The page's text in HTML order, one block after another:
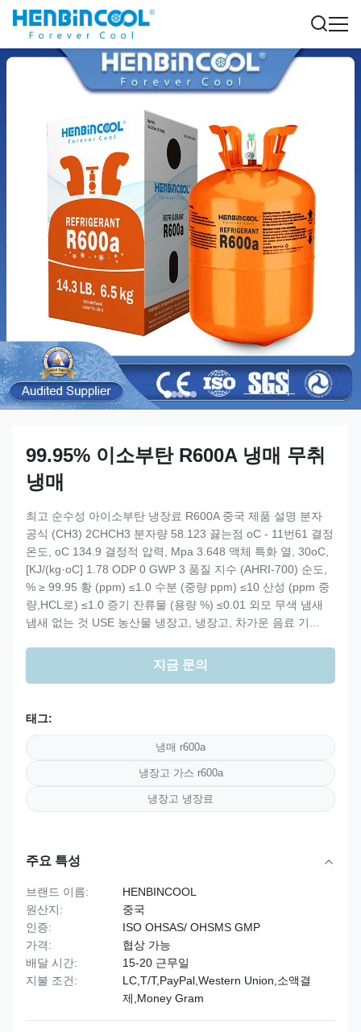
99.95% 이소부탄 R600A 냉매 무취
냉매
최고 순수성 아이소부탄 냉장료 R600A 중국 제품 설명 분자
공식 (CH3) 2CHCH3 분자량 58.123 끓는점 oC - 11번61 결정
온도, oC 134.9 결정적 압력, Mpa 3.648 액체 특화 열, 30oC,
[KJ/(kg·oC] 1.78 ODP 0 GWP 3 품질 지수 (AHRI-700) 순도,
% ≥ 99.95 황 (ppm) ≤1.0 수분 (중량 ppm) ≤10 산성 (ppm 중
량,HCL로) ≤1.0 증기 잔류물 (용량 %) ≤0.01 외모 무색 냄새
냄새 없는 것 USE 농산물 냉장고, 냉장고, 차가운 음료 기...
지금 문의
태그:
냉매 r600a
냉장고 가스 r600a
냉장고 냉장료
주요 특성
브랜드 이름:
HENBINCOOL
원산지:
중국
인증:
ISO OHSAS/ OHSMS GMP
가격:
협상 가능
배달 시간:
15-20 근무일
지불 조건:
LC,T/T,PayPal,Western Union,소액결
제,Money Gram